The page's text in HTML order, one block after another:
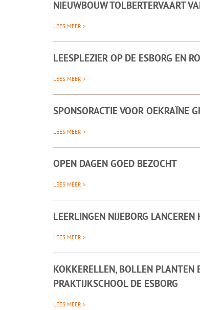
NIEUWBOUW TOLBERTERVAART
LEES MEER >
LEESPLEZIER OP DE ESBORG EN
LEES MEER >
SPONSORACTIE VOOR OEKRAÏNE
LEES MEER >
OPEN DAGEN GOED BEZOCHT
LEES MEER >
LEERLINGEN NIJEBORG
LEES MEER >
KOKKERELLEN, BOLLEN PLANTEN
PRAKTIJKSCHOOL DE ESBORG
LEES MEER >